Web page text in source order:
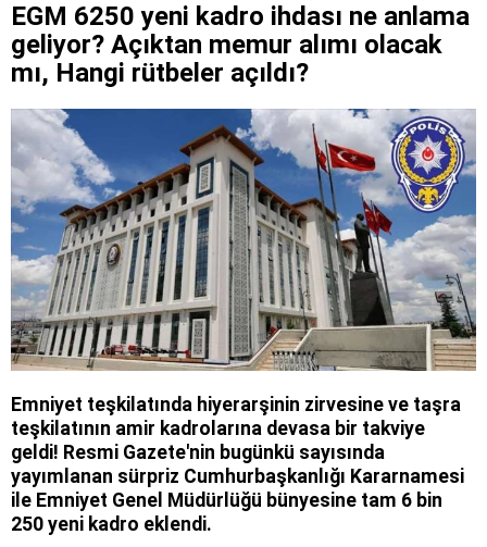
EGM 6250 yeni kadro ihdası ne anlama
geliyor? Açıktan memur alımı olacak
mı, Hangi rütbeler açıldı?
Emniyet teşkilatında hiyerarşinin zirvesine ve taşra
teşkilatının amir kadrolarına devasa bir takviye
geldi! Resmi Gazete'nin bugünkü sayısında
yayımlanan sürpriz Cumhurbaşkanlığı Kararnamesi
ile Emniyet Genel Müdürlüğü bünyesine tam 6 bin
250 yeni kadro eklendi.